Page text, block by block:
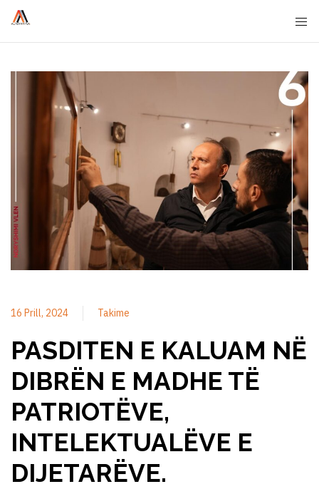
16 Prill, 2024 Takime
PASDITEN E KALUAM NË
DIBRËN E MADHE TË
PATRIOTËVE,
INTELEKTUALËVE E
DIJETARËVE.